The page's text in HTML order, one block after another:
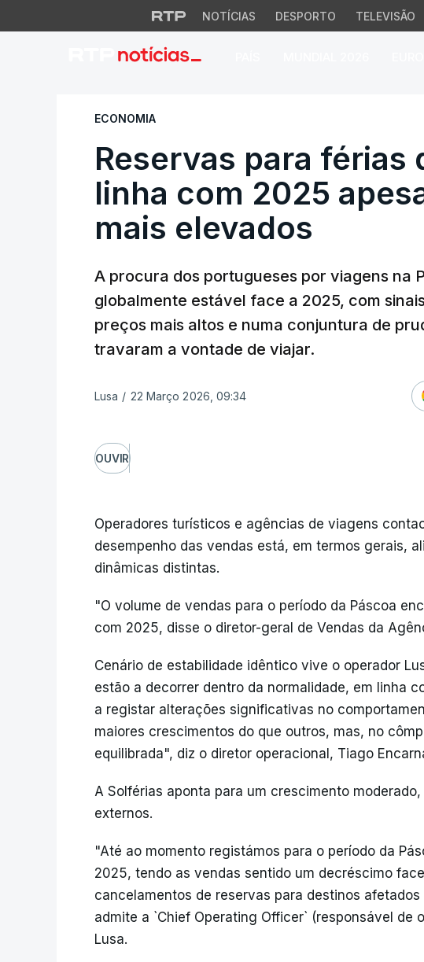
NOTÍCIAS DESPORTO TELEVISÃO
Reservas para férias
ECONOMIA
Reservas para férias
linha com 2025
mais elevados
A procura dos portugueses por viagens na
globalmente estável face a 2025, com
preços mais altos e numa conjuntura de
travaram a vontade de viajar.
Lusa / 22 Março 2026, 09:34
OUVIR
Operadores turísticos e agências de viagens
desempenho das vendas está, em termos gerais,
dinâmicas distintas.
"O volume de vendas para o período da Páscoa
com 2025, disse o diretor-geral de Vendas da
Cenário de estabilidade idêntico vive o operador
estão a decorrer dentro da normalidade, em linha
a registar alterações significativas no
maiores crescimentos do que outros, mas, no
equilibrada", diz o diretor operacional, Tiago
A Solférias aponta para um crescimento
externos.
"Até ao momento registámos para o período da
2025, tendo as vendas sentido um decréscimo
cancelamentos de reservas para destinos
admite a `Chief Operating Officer` (responsável de
Lusa.